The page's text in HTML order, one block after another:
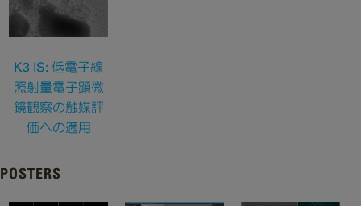
K3 IS: 低電子線
照射量電子顕微
鏡観察の触媒評
価への適用
POSTERS